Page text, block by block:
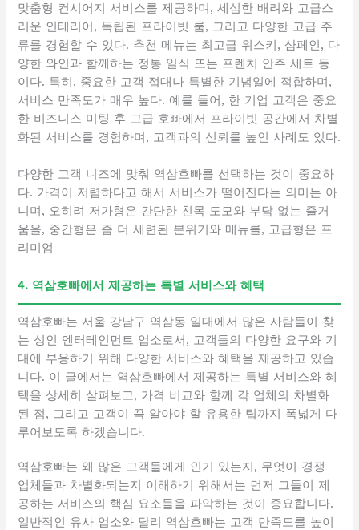
맞춤형 컨시어지 서비스를 제공하며, 세심한 배려와 고급스
러운 인테리어, 독립된 프라이빗 룸, 그리고 다양한 고급 주
류를 경험할 수 있다. 추천 메뉴는 최고급 위스키, 샴페인, 다
양한 와인과 함께하는 정통 일식 또는 프렌치 안주 세트 등
이다. 특히, 중요한 고객 접대나 특별한 기념일에 적합하며,
서비스 만족도가 매우 높다. 예를 들어, 한 기업 고객은 중요
한 비즈니스 미팅 후 고급 호빠에서 프라이빗 공간에서 차별
화된 서비스를 경험하며, 고객과의 신뢰를 높인 사례도 있다.
다양한 고객 니즈에 맞춰 역삼호빠를 선택하는 것이 중요하
다. 가격이 저렴하다고 해서 서비스가 떨어진다는 의미는 아
니며, 오히려 저가형은 간단한 친목 도모와 부담 없는 즐거
움을, 중간형은 좀 더 세련된 분위기와 메뉴를, 고급형은 프
리미엄
4. 역삼호빠에서 제공하는 특별 서비스와 혜택
역삼호빠는 서울 강남구 역삼동 일대에서 많은 사람들이 찾
는 성인 엔터테인먼트 업소로서, 고객들의 다양한 요구와 기
대에 부응하기 위해 다양한 서비스와 혜택을 제공하고 있습
니다. 이 글에서는 역삼호빠에서 제공하는 특별 서비스와 혜
택을 상세히 살펴보고, 가격 비교와 함께 각 업체의 차별화
된 점, 그리고 고객이 꼭 알아야 할 유용한 팁까지 폭넓게 다
루어보도록 하겠습니다.
역삼호빠는 왜 많은 고객들에게 인기 있는지, 무엇이 경쟁
업체들과 차별화되는지 이해하기 위해서는 먼저 그들이 제
공하는 서비스의 핵심 요소들을 파악하는 것이 중요합니다.
일반적인 유사 업소와 달리 역삼호빠는 고객 만족도를 높이